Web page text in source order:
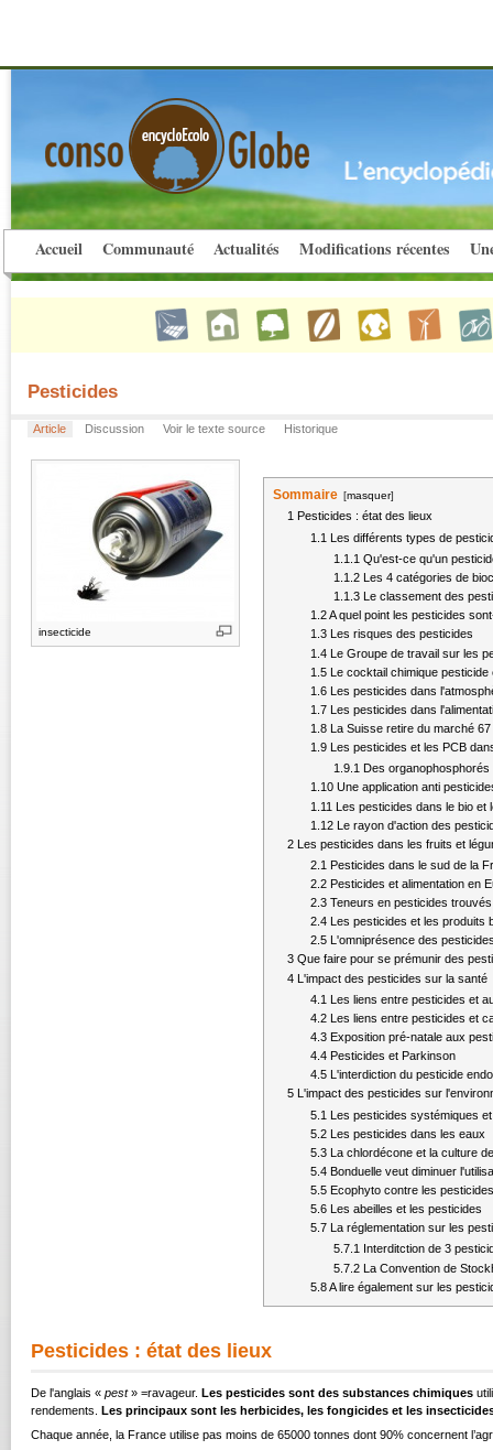
Accueil Communauté Actualités Modifications récentes
Pesticides
Article Discussion Voir le texte source Historique
insecticide
Sommaire [masquer]
1 Pesticides : état des lieux
1.1 Les différents types de
1.1.1 Qu'est-ce qu'un
1.1.2 Les 4 catégories de
1.1.3
Le classement des
1.2A quel point les pesticides
1.3 Les risques des pesticides
1.4 Le Groupe de travail sur les
1.5 Le cocktail chimique pesticide
1.6 Les pesticides dans
1.7 Les pesticides dans
1.8 La Suisse retire du marché
1.9 Les pesticides et les PCB
1.9.1
Des
1.10 Une application anti
1.11 Les pesticides dans le bio et
1.12 Le rayon d'action des
2 Les pesticides dans les fruits et
2.1 Pesticides dans le sud de la
2.2 Pesticides et alimentation en
2.3 Teneurs en pesticides
2.4
Les pesticides et les produits
2.5
L'omniprésence des
3 Que faire pour se prémunir des
4 L'impact des pesticides sur la santé
4.1 Les liens entre pesticides et
4.2 Les liens entre pesticides et
4.3 Exposition pré-natale aux
4.4 Pesticides et Parkinson
4.5
L'interdiction du pesticide
5
L'impact des pesticides sur
5.1 Les pesticides systémiques
5.2 Les pesticides dans les eaux
5.3 La chlordécone et la culture
5.4 Bonduelle veut diminuer
5.5 Ecophyto contre les pesticides
5.6 Les abeilles et les pesticides
5.7 La réglementation sur les
5.7.1 Interditction de 3
5.7.2 La Convention de
5.8A lire également sur les
Pesticides : état des lieux
De l'anglais « pest» =ravageur. Les pesticides sont des substances chimiques
rendements. Les principaux sont les herbicides, les fongicides et les
Chaque année, la France utilise pas moins de 65000 tonnes dont 90% concernent